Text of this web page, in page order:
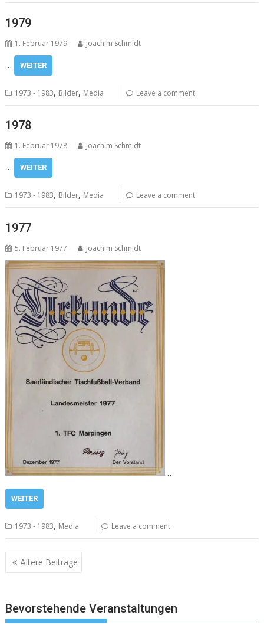
1979
1. Februar 1979 Joachim Schmidt
… WEITER
1973 - 1983, Bilder, Media Leave a comment
1978
1. Februar 1978 Joachim Schmidt
… WEITER
1973 - 1983, Bilder, Media Leave a comment
1977
5. Februar 1977 Joachim Schmidt
…
WEITER
1973 - 1983, Media Leave a comment
Beitragsnavigation
Ältere Beiträge
Bevorstehende Veranstaltungen